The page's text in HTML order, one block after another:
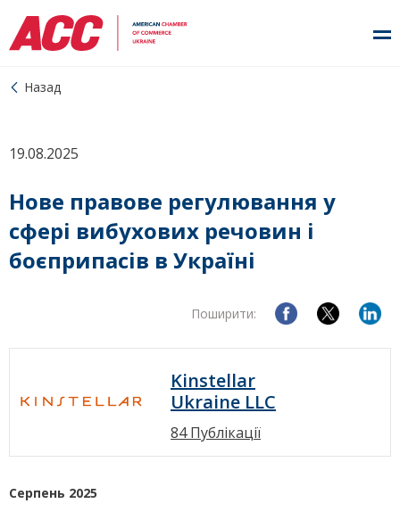
Назад
19.08.2025
Нове правове регулювання у
сфері вибухових речовин і
боєприпасів в Україні
Поширити:
Kinstellar
Ukraine LLC
84 Публікації
Серпень 2025